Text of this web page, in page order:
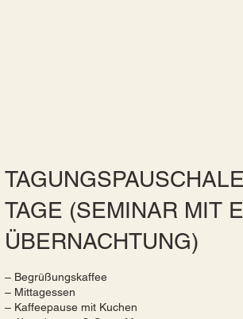
TAGE (SEMINAR MIT
ÜBERNACHTUNG)
– Begrüßungskaffee
– Mittagessen
– Kaffeepause mit Kuchen